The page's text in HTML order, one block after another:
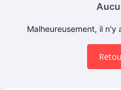
Malheureusement, il n'y